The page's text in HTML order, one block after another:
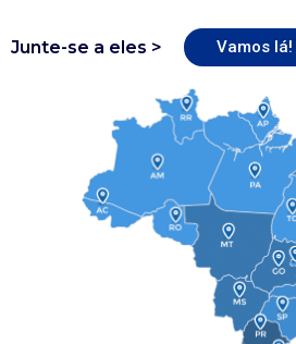
Junte-se a eles > Vamos lá!